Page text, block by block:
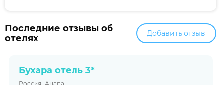
Последние отзывы об
отелях
Добавить отзыв
Бухара отель 3*
Россия, Анапа